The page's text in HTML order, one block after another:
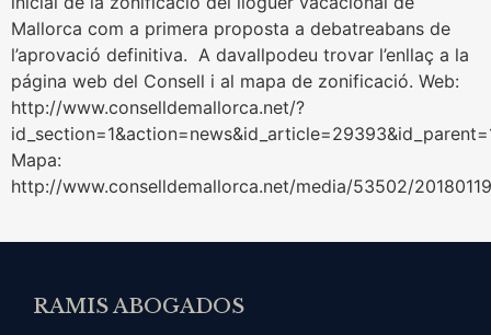
Mallorca com a primera proposta a debatreabans de
l’aprovació definitiva. A davallpodeu trovar l’enllaç a la
página web del Consell i al mapa de zonificació. Web:
http://www.conselldemallorca.net/?
Mapa:
http://www.conselldemallorca.net/media/53502/
RAMIS ABOGADOS